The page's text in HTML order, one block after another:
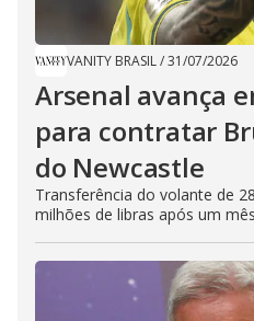
VANITY BRASIL/31/07/2026
Arsenal avança
para contratar
do Newcastle
Transferência do volante de
milhões de libras após um